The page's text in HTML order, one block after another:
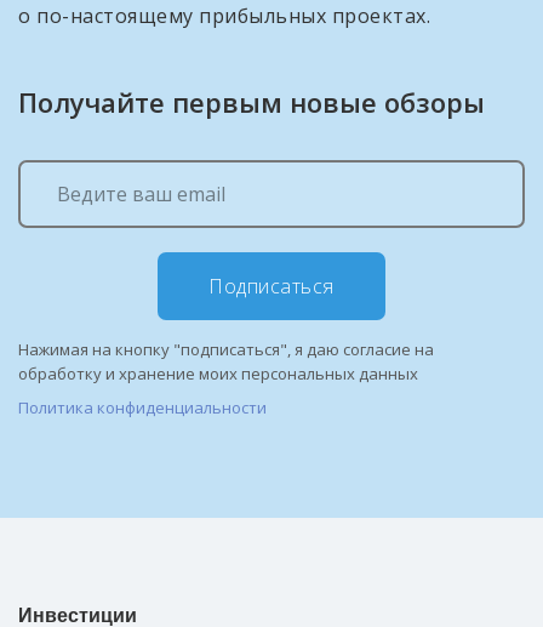
о по-настоящему прибыльных проектах.
Получайте первым новые обзоры
Подписаться
Нажимая на кнопку "подписаться", я даю согласие на
обработку и хранение моих персональных данных
Политика конфиденциальности
Инвестиции